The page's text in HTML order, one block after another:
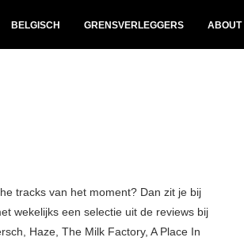
BELGISCH GRENSVERLEGGERS ABOUT
tracks van het moment? Dan zit je bij
wekelijks een selectie uit de reviews bij
Haze, The Milk Factory, A Place In